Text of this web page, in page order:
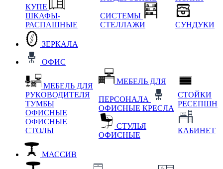
КУПЕ
ШКАФЫ-
РАСПАШНЫЕ
СИСТЕМЫ
СТЕЛЛАЖИ
СУНДУКИ
ЗЕРКАЛА
ОФИС
МЕБЕЛЬ ДЛЯ
РУКОВОДИТЕЛЯ
ТУМБЫ
ОФИСНЫЕ
ОФИСНЫЕ
СТОЛЫ
МЕБЕЛЬ ДЛЯ
ПЕРСОНАЛА
ОФИСНЫЕ КРЕСЛА
СТУЛЬЯ
ОФИСНЫЕ
СТОЙКИ
РЕСЕПШН
КАБИНЕТ
МАССИВ